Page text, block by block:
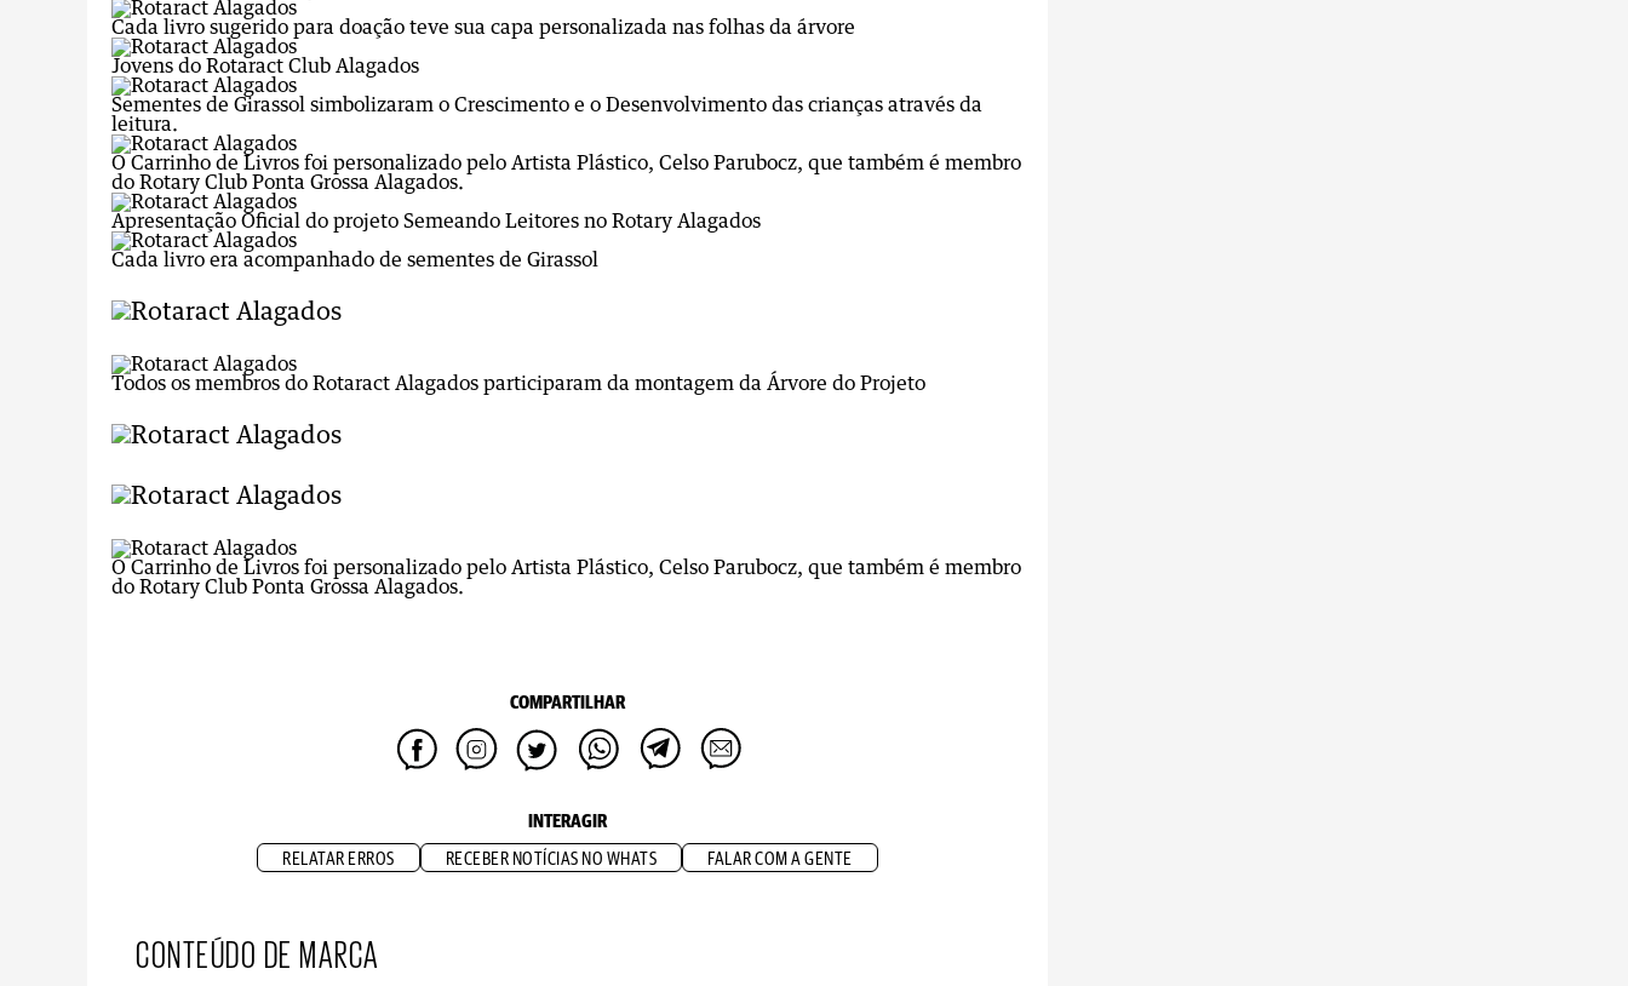
Cada livro sugerido para doação teve sua capa personalizada nas folhas da árvore
Jovens do Rotaract Club Alagados
Sementes de Girassol simbolizaram o Crescimento e o Desenvolvimento das crianças através da
leitura.
O Carrinho de Livros foi personalizado pelo Artista Plástico, Celso Parubocz, que também é membro
do Rotary Club Ponta Grossa Alagados.
Apresentação Oficial do projeto Semeando Leitores no Rotary Alagados
Cada livro era acompanhado de sementes de Girassol
Todos os membros do Rotaract Alagados participaram da montagem da Árvore do Projeto
O Carrinho de Livros foi personalizado pelo Artista Plástico, Celso Parubocz, que também é membro
do Rotary Club Ponta Grossa Alagados.
COMPARTILHAR
INTERAGIR
RELATAR ERROS RECEBER NOTÍCIAS NO WHATS FALAR COM A GENTE
CONTEÚDO DE MARCA